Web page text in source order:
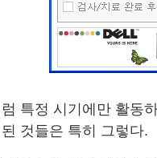
특정 시기에만 활동
것들은 특히 그렇다.